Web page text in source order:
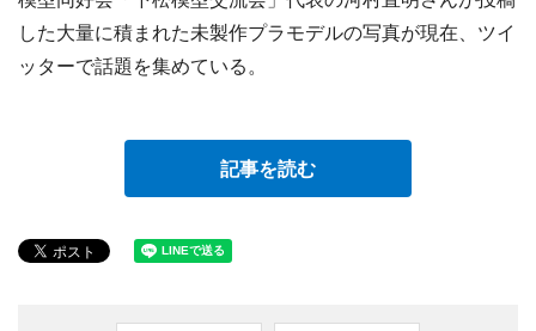
した大量に積まれた未製作プラモデルの写真が現在、ツイ
ッターで話題を集めている。
記事を読む